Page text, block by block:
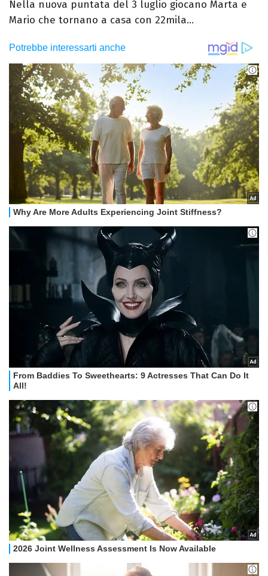
Nella nuova puntata del 3 luglio giocano Marta e
Mario che tornano a casa con 22mila...